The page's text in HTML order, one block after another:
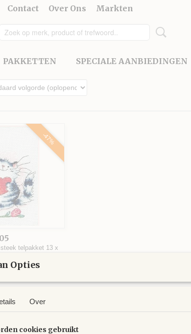
Contact Over Ons Markten
PAKKETTEN SPECIALE AANBIEDINGEN
-47%
telpakket 13 x
Opties
Over
cookies gebruikt